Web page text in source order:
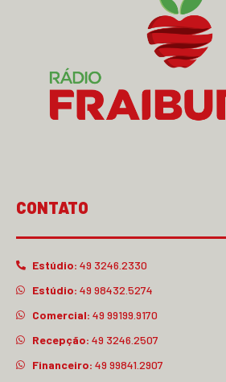
CONTATO
Estúdio: 49 3246.2330
Estúdio: 49 98432.5274
Comercial: 49 99199.9170
Recepção: 49 3246.2507
Financeiro: 49 99841.2907